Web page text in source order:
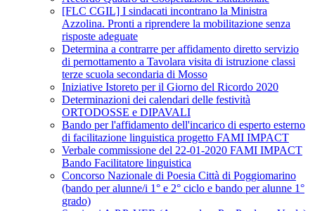
[FLC CGIL] I sindacati incontrano la Ministra
Azzolina. Pronti a riprendere la mobilitazione senza
risposte adeguate
Determina a contrarre per affidamento diretto servizio
di pernottamento a Tavolara visita di istruzione classi
terze scuola secondaria di Mosso
Iniziative Istoreto per il Giorno del Ricordo 2020
Determinazioni dei calendari delle festività
ORTODOSSE e DIPAVALI
Bando per l'affidamento dell'incarico di esperto esterno
di facilitazione linguistica progetto FAMI IMPACT
Verbale commissione del 22-01-2020 FAMI IMPACT
Bando Facilitatore linguistica
Concorso Nazionale di Poesia Città di Poggiomarino
(bando per alunne/i 1° e 2° ciclo e bando per alunne 1°
grado)